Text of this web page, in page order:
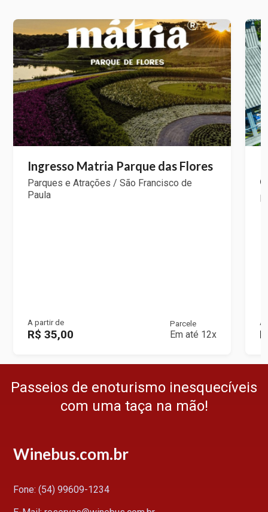
Ingresso Matria Parque das Flores
Parques e Atrações / São Francisco de
Paula
A partir de
R$ 35,00
Parcele
Em até 12x
A
Passeios de enoturismo inesquecíveis
com uma taça na mão!
Winebus.com.br
Fone: (54) 99609-1234